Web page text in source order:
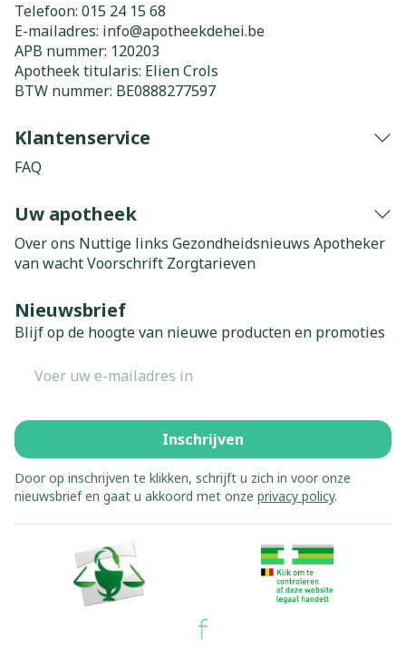
Telefoon: 015 24 15 68
E-mailadres: info@apotheekdehei.be
APB nummer: 120203
Apotheek titularis: Elien Crols
BTW nummer: BE0888277597
Klantenservice
FAQ
Uw apotheek
Over ons Nuttige links Gezondheidsnieuws Apotheker
van wachtVoorschrift Zorgtarieven
Nieuwsbrief
Blijf op de hoogte van nieuwe producten en promoties
Inschrijven
Door op inschrijven te klikken, schrijft u zich in voor onze
nieuwsbrief en gaat u akkoord met onze privacy policy.